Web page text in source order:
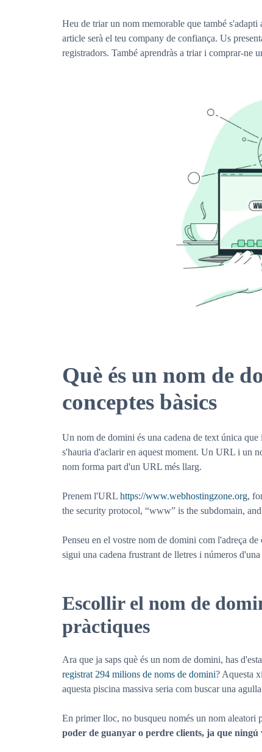
Heu de triar un nom memorable que també
article serà el teu company de confiança. Us
registradors. També aprendràs a triar i comprar-ne
Què és un nom de
conceptes bàsics
Un nom de domini és una cadena de text única
s'hauria d'aclarir en aquest moment. Un URL i un
nom forma part d'un URL més llarg.
Prenem l'URL https://www.webhostingzone.org,
the security protocol, “www” is the subdomain,
Penseu en el vostre nom de domini com l'adreça
sigui una cadena frustrant de lletres i números
Escollir el nom de
pràctiques
Ara que ja saps què és un nom de domini, has
registrat 294 milions de noms de domini? Aquesta
aquesta piscina massiva seria com buscar una
En primer lloc, no busqueu només un nom
poder de guanyar o perdre clients, ja que ningú